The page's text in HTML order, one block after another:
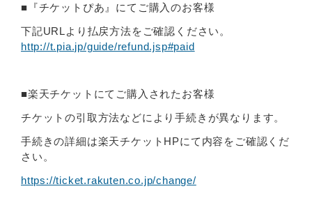
■『チケットぴあ』にてご購入のお客様
下記URLより払戻方法をご確認ください。
http://t.pia.jp/guide/refund.jsp#paid
■楽天チケットにてご購入されたお客様
チケットの引取方法などにより手続きが異なります。
手続きの詳細は楽天チケットHPにて内容をご確認くだ
さい。
https://ticket.rakuten.co.jp/change/